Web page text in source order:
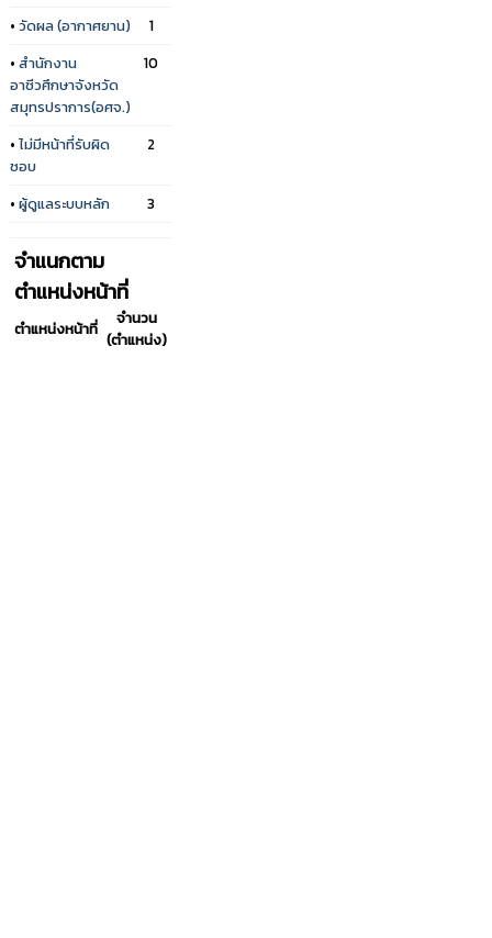
• วัดผล (อากาศยาน)
1
• สำนักงาน
อาชีวศึกษาจังหวัด
สมุทรปราการ(อศจ.)
10
• ไม่มีหน้าที่รับผิด
ชอบ
2
• ผู้ดูแลระบบหลัก 3
จำแนกตาม
ตำแหน่งหน้าที่
ตำแหน่งหน้าที่
จำนวน
(ตำแหน่ง)